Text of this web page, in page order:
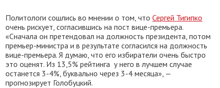
Политологи сошлись во мнении о том, чтоСергей Тигипко
очень рискует, согласившись на пост вице-премьера.
«Сначала он претендовал на должность президента, потом
премьер-министра и в результате согласился на должность
вице-премьера. Я думаю, что его избиратели очень быстро
это оценят. Из 13,5% рейтинга у него в лучшем случае
останется 3-4%, буквально через 3-4 месяца», —
прогнозирует Голобуцкий.